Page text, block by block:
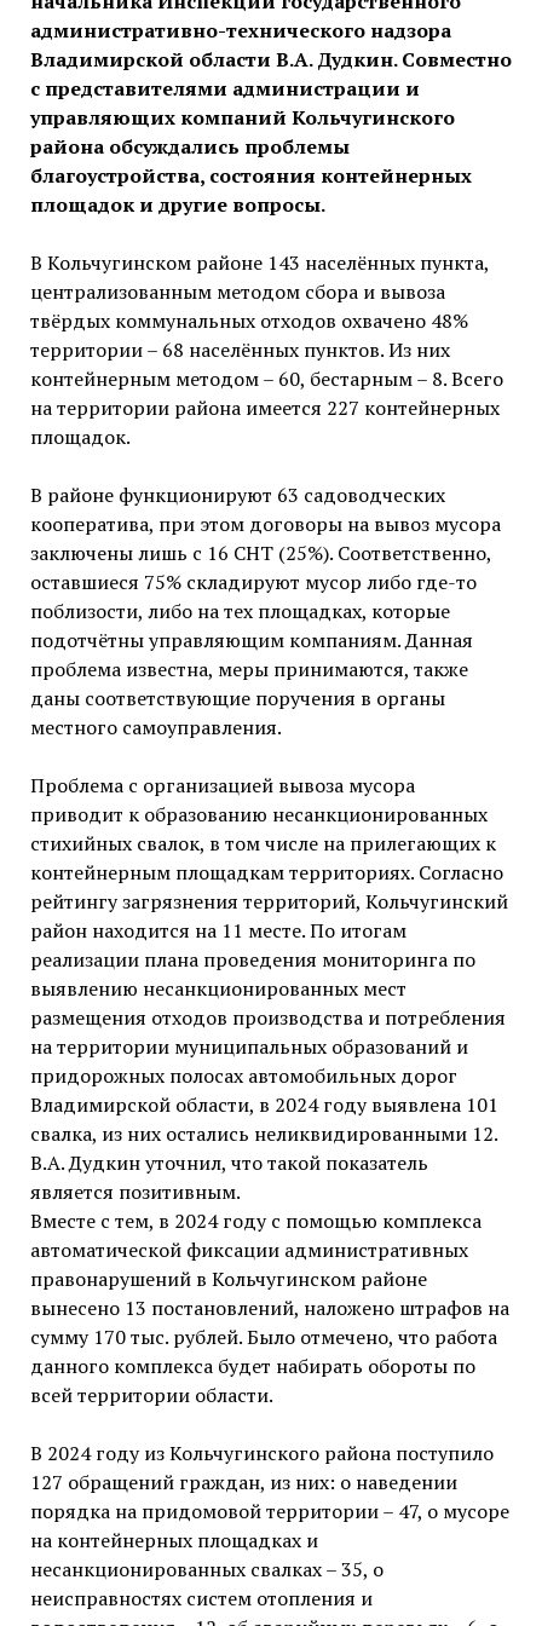
административно-технического надзора
Владимирской области В.А. Дудкин. Совместно
с представителями администрации и
управляющих компаний Кольчугинского
района обсуждались проблемы
благоустройства, состояния контейнерных
площадок и другие вопросы.
В Кольчугинском районе 143 населённых пункта,
централизованным методом сбора и вывоза
твёрдых коммунальных отходов охвачено 48%
территории – 68 населённых пунктов. Из них
контейнерным методом – 60, бестарным – 8. Всего
на территории района имеется 227 контейнерных
площадок.
В районе функционируют 63 садоводческих
кооператива, при этом договоры на вывоз мусора
заключены лишь с 16 СНТ (25%). Соответственно,
оставшиеся 75% складируют мусор либо где-то
поблизости, либо на тех площадках, которые
подотчётны управляющим компаниям. Данная
проблема известна, меры принимаются, также
даны соответствующие поручения в органы
местного самоуправления.
Проблема с организацией вывоза мусора
приводит к образованию несанкционированных
стихийных свалок, в том числе на прилегающих к
контейнерным площадкам территориях. Согласно
рейтингу загрязнения территорий, Кольчугинский
район находится на 11 месте. По итогам
реализации плана проведения мониторинга по
выявлению несанкционированных мест
размещения отходов производства и потребления
на территории муниципальных образований и
придорожных полосах автомобильных дорог
Владимирской области, в 2024 году выявлена 101
свалка, из них остались неликвидированными 12.
В.А. Дудкин уточнил, что такой показатель
является позитивным.
Вместе с тем, в 2024 году с помощью комплекса
автоматической фиксации административных
правонарушений в Кольчугинском районе
вынесено 13 постановлений, наложено штрафов на
сумму 170 тыс. рублей. Было отмечено, что работа
данного комплекса будет набирать обороты по
всей территории области.
В 2024 году из Кольчугинского района поступило
127 обращений граждан, из них: о наведении
порядка на придомовой территории – 47, о мусоре
на контейнерных площадках и
несанкционированных свалках – 35, о
неисправностях систем отопления и